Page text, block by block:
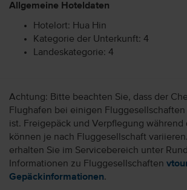
Allgemeine Hoteldaten
Hotelort: Hua Hin
Kategorie der Unterkunft: 4
Landeskategorie: 4
Achtung: Bitte beachten Sie, dass der
Flughafen bei einigen
ist. Freigepäck und Verpflegung während
können je nach Fluggesellschaft
erhalten Sie im Servicebereich unter
Informationen zu Fluggesellschaften
Gepäckinformationen.